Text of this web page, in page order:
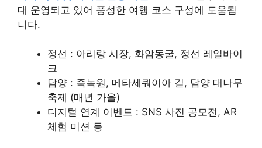
대 운영되고 있어 풍성한 여행 코스 구성에 도움됩
니다.
정선 : 아리랑 시장, 화암동굴, 정선 레일바이
크
담양 : 죽녹원, 메타세쿼이아 길, 담양 대나무
축제 (매년 가을)
디지털 연계 이벤트 : SNS 사진 공모전, AR
체험 미션 등